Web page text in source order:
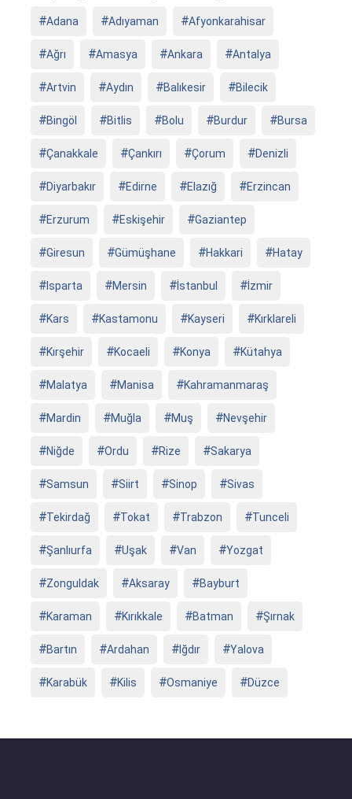
Adana Adıyaman Afyonkarahisar
Ağrı Amasya Ankara Antalya
Artvin Aydın Balıkesir Bilecik
Bingöl Bitlis Bolu Burdur Bursa
Çanakkale Çankırı Çorum Denizli
Diyarbakır Edirne Elazığ Erzincan
Erzurum Eskişehir Gaziantep
Giresun Gümüşhane Hakkari Hatay
Isparta Mersin İstanbul İzmir
Kars Kastamonu Kayseri Kırklareli
Kırşehir Kocaeli Konya Kütahya
Malatya Manisa Kahramanmaraş
Mardin Muğla Muş Nevşehir
Niğde Ordu Rize Sakarya
Samsun Siirt Sinop Sivas
Tekirdağ Tokat Trabzon Tunceli
Şanlıurfa Uşak Van Yozgat
Zonguldak Aksaray Bayburt
Karaman Kırıkkale Batman Şırnak
Bartın Ardahan Iğdır Yalova
Karabük Kilis Osmaniye Düzce